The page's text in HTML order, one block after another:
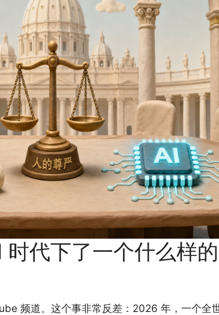
代下了一个什么样
频道。这个事非常反差：2026 年，一个全